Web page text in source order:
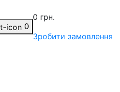
0
0 грн.
Зробити замовлення